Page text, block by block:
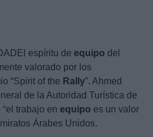
espíritu de equipo del
valorado por los
“Spirit of the Rally”. Ahmed
de la Autoridad Turística de
trabajo en equipo es un valor
Árabes Unidos.